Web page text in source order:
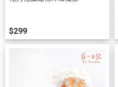
$299